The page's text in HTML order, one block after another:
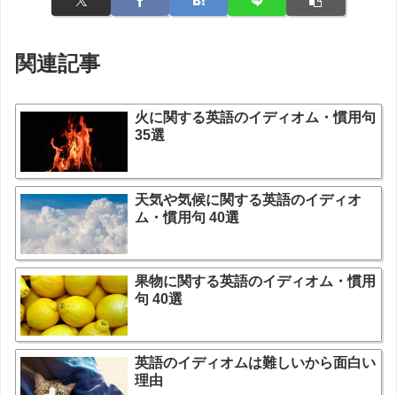
関連記事
火に関する英語のイディオム・慣用句
35選
天気や気候に関する英語のイディオ
ム・慣用句 40選
果物に関する英語のイディオム・慣用
句 40選
英語のイディオムは難しいから面白い
理由